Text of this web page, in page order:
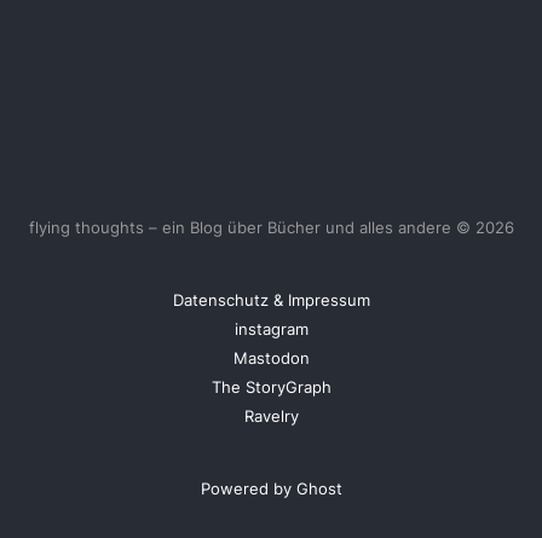
flying thoughts – ein Blog über Bücher und alles andere © 2026
Datenschutz & Impressum
instagram
Mastodon
The StoryGraph
Ravelry
Powered by Ghost